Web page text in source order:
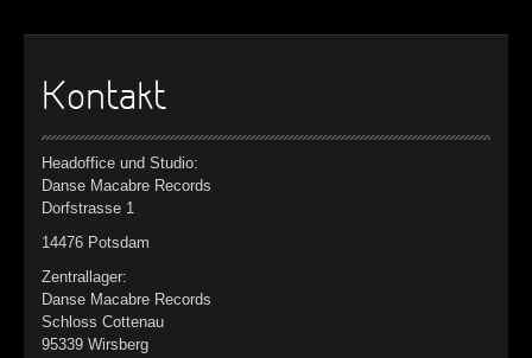
Kontakt
Headoffice und Studio:
Danse Macabre Records
Dorfstrasse 1
14476 Potsdam
Zentrallager:
Danse Macabre Records
Schloss Cottenau
95339 Wirsberg